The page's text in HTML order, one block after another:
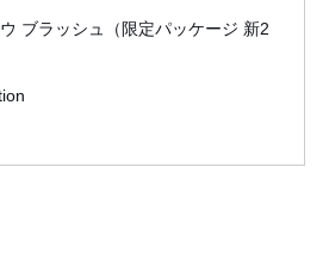
ブラッシュ（限定パッケージ 新2